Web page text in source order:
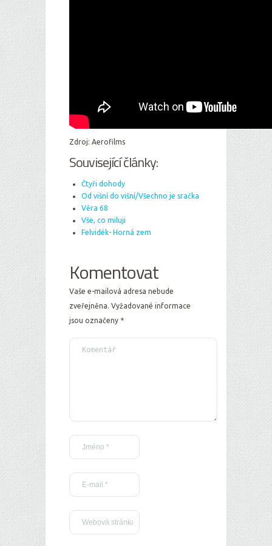
Zdroj: Aerofilms
Související články:
Čtyři dohody
Od višní do višní/Všechno je sračka
Věra 68
Vše, co miluji
Felvidék- Horná zem
Komentovat
Vaše e-mailová adresa nebude
zveřejněna. Vyžadované informace
jsou označeny *